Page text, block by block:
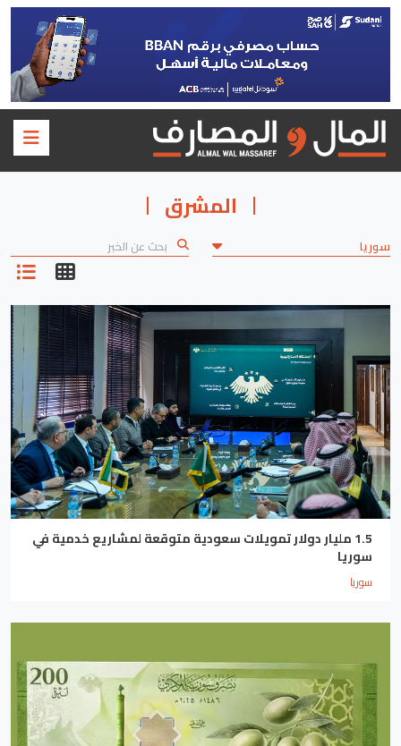
المشرق
1.5 مليار دولار تمويلات سعودية متوقعة لمشاريع خدمية في
سوريا
سوريا